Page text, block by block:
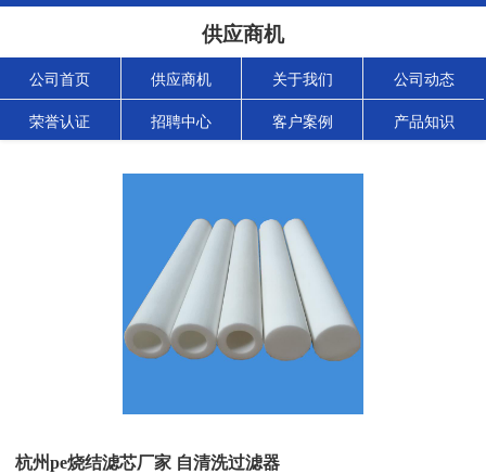
供应商机
公司首页 供应商机 关于我们 公司动态
荣誉认证 招聘中心 客户案例 产品知识
杭州pe烧结滤芯厂家 自清洗过滤器